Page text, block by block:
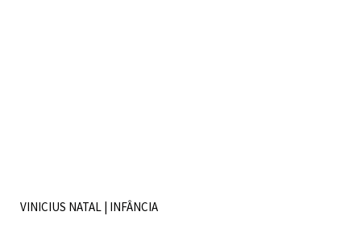
VINICIUS NATAL | INFÂNCIA